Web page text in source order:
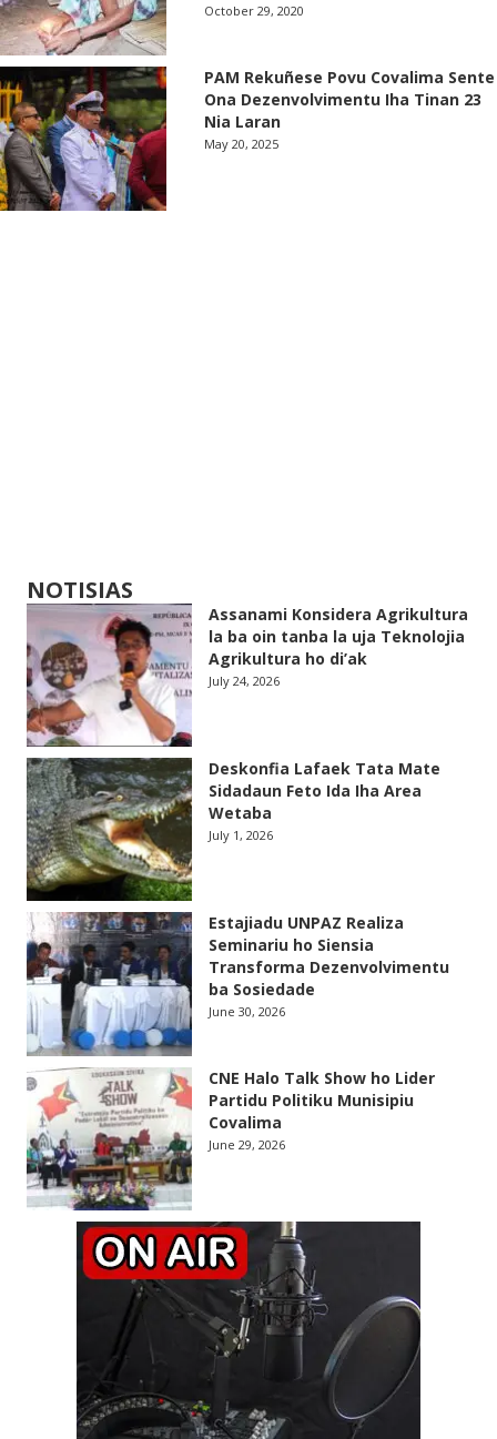
October 29, 2020
PAM Rekuñese Povu Covalima Sente
Ona Dezenvolvimentu Iha Tinan 23
Nia Laran
May 20, 2025
NOTISIAS
Assanami Konsidera Agrikultura
la ba oin tanba la uja Teknolojia
Agrikultura ho di’ak
July 24, 2026
Deskonfia Lafaek Tata Mate
Sidadaun Feto Ida Iha Area
Wetaba
July 1, 2026
Estajiadu UNPAZ Realiza
Seminariu ho Siensia
Transforma Dezenvolvimentu
ba Sosiedade
June 30, 2026
CNE Halo Talk Show ho Lider
Partidu Politiku Munisipiu
Covalima
June 29, 2026